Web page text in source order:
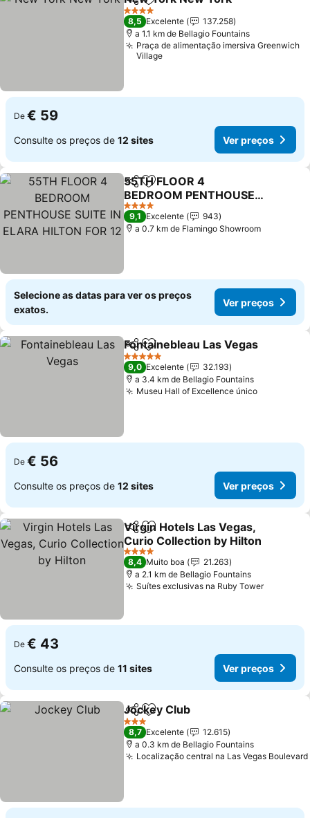
PartilharAdicionar aos favoritos
4 Estrelas
8,5 Excelente
137.258
a 1.1 km de Bellagio Fountains
Praça de alimentação imersiva Greenwich
Village
De € 59
Consulte os preços de 12 sites Ver preços
PartilharAdicionar aos favoritos
55TH FLOOR 4
BEDROOM PENTHOUSE
SUITE IN ELARA HILTON
FOR 12
4 Estrelas
9,1 Excelente
943
a 0.7 km de Flamingo Showroom
Selecione as datas para ver os preços
exatos.
Ver preços
PartilharAdicionar aos favoritos
Fontainebleau Las Vegas
5 Estrelas
9,0 Excelente
32.193
a 3.4 km de Bellagio Fountains
Museu Hall of Excellence único
De € 56
Consulte os preços de 12 sites Ver preços
PartilharAdicionar aos favoritos
Virgin Hotels Las Vegas,
Curio Collection by Hilton
4 Estrelas
8,4 Muito boa
21.263
a 2.1 km de Bellagio Fountains
Suítes exclusivas na Ruby Tower
De € 43
Consulte os preços de 11 sites Ver preços
PartilharAdicionar aos favoritos
Jockey Club
3 Estrelas
8,7 Excelente
12.615
a 0.3 km de Bellagio Fountains
Localização central na Las Vegas Boulevard